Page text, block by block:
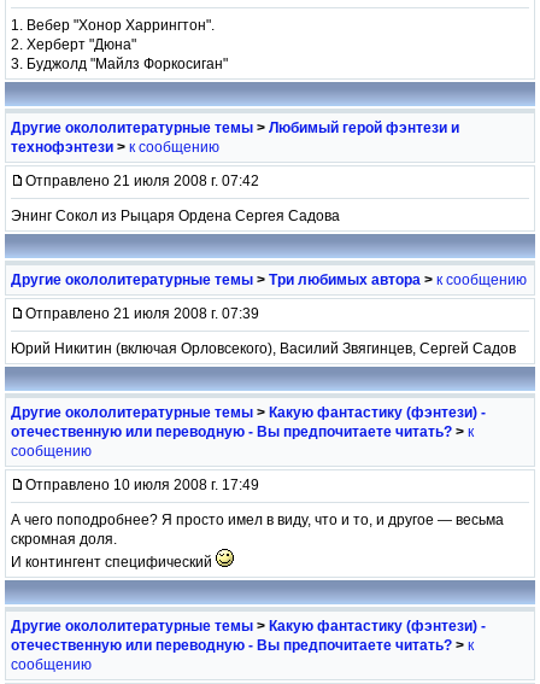
1. Вебер "Хонор Харрингтон".
2. Херберт "Дюна"
3. Буджолд "Майлз Форкосиган"
Другие окололитературные темы > Любимый герой фэнтези и
технофэнтези > к сообщению
Отправлено 21 июля 2008 г. 07:42
Энинг Сокол из Рыцаря Ордена Сергея Садова
Другие окололитературные темы > Три любимых автора > к сообщению
Отправлено 21 июля 2008 г. 07:39
Юрий Никитин (включая Орловсекого), Василий Звягинцев, Сергей Садов
Другие окололитературные темы > Какую фантастику (фэнтези) -
отечественную или переводную - Вы предпочитаете читать? > к
сообщению
Отправлено 10 июля 2008 г. 17:49
А чего поподробнее? Я просто имел в виду, что и то, и другое — весьма
скромная доля.
И контингент специфический
Другие окололитературные темы > Какую фантастику (фэнтези) -
отечественную или переводную - Вы предпочитаете читать? > к
сообщению